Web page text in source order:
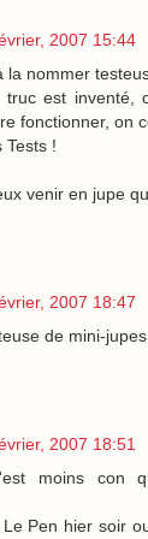
2007 15:44
la nommer
truc est inventé,
fonctionner, on
Tests !
venir en jupe
2007 18:47
de mini-
2007 18:51
moins con
Pen hier soir